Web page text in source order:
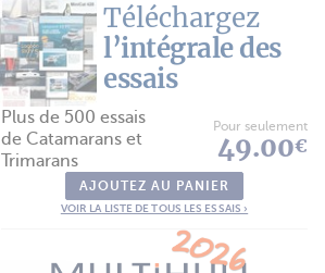
Téléchargez
l’intégrale des
essais
Plus de 500 essais
de Catamarans et
Trimarans
Pour seulement
49.00€
AJOUTEZ AU PANIER
VOIR LA LISTE DE TOUS LES ESSAIS ›